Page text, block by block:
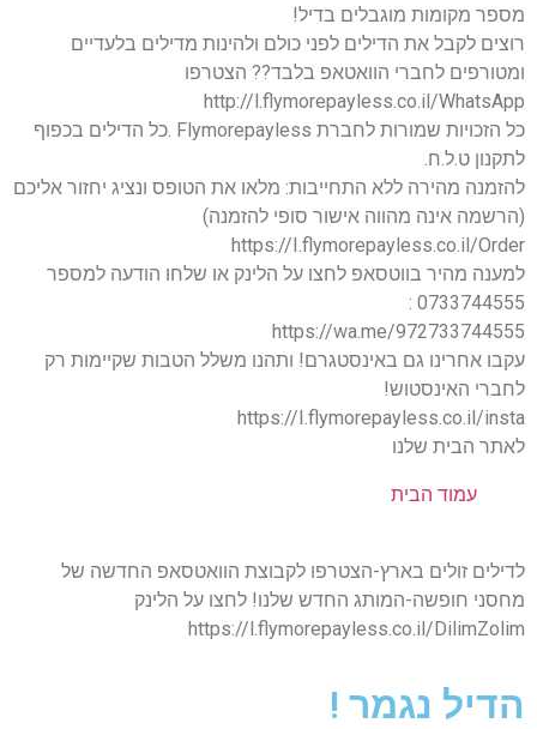
מספר מקומות מוגבלים בדיל!
רוצים לקבל את הדילים לפני כולם ולהינות מדילים בלעדיים
ומטורפים לחברי הוואטאפ בלבד?? הצטרפו
http://l.flymorepayless.co.il/WhatsApp
כל הזכויות שמורות לחברת Flymorepayless .כל הדילים בכפוף
לתקנון ט.ל.ח.
להזמנה מהירה ללא התחייבות: מלאו את הטופס ונציג יחזור אליכם
(הרשמה אינה מהווה אישור סופי להזמנה)
https://I.flymorepayless.co.il/Order
למענה מהיר בווטסאפ לחצו על הלינק או שלחו הודעה למספר
0733744555 :
https://wa.me/972733744555
עקבו אחרינו גם באינסטגרם! ותהנו משלל הטבות שקיימות רק
לחברי האינסטוש!
https://I.flymorepayless.co.il/insta
לאתר הבית שלנו
עמוד הבית
לדילים זולים בארץ-הצטרפו לקבוצת הוואטסאפ החדשה של
מחסני חופשה-המותג החדש שלנו! לחצו על הלינק
https://l.flymorepayless.co.il/DilimZolim
הדיל נגמר !